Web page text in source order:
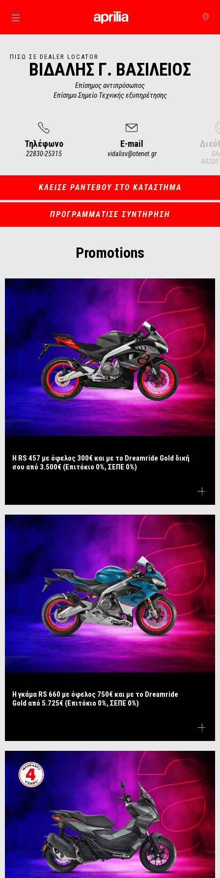
Μετάβαση στο κυρίως περιεχόμενο
ΠΊΣΩ ΣΕ DEALER LOCATOR
ΒΙΔΑΛΗΣ Γ. ΒΑΣΙΛΕΙΟΣ
Επίσημος αντιπρόσωπος
Επίσημο Σημείο Τεχνικής εξυπηρέτησης
Τηλέφωνο
22830-25315
E-mail
vidalisv@otenet.gr
of
ΚΛΕΙΣΕ ΡΑΝΤΕΒΟΥ ΣΤΟ ΚΑΤΑΣΤΗΜΑ
ΠΡΟΓΡΑΜΜΑΤΙΣΕ ΣΥΝΤΗΡΗΣΗ
Promotions
Η RS 457 με όφελος 300€ και με το Dreamride Gold δική
σου από 3.500€ (Επιτόκιο 0%, ΣΕΠΕ 0%)
Η γκάμα RS 660 με όφελος 750€ και με το Dreamride
Gold από 5.725€ (Επιτόκιο 0%, ΣΕΠΕ 0%)